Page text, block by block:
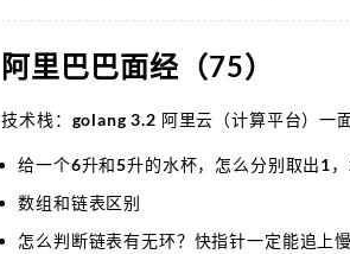
阿里巴巴面经（75）
技术栈：golang 3.2 阿里云（计算平台）一
给一个6升和5升的水杯，怎么分别取出1
数组和链表区别
怎么判断链表有无环？快指针一定能追上